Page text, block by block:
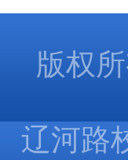
版权
辽河路